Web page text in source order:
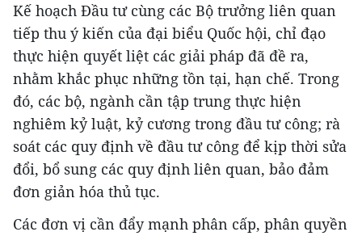
Kế hoạch Đầu tư cùng các Bộ trưởng liên quan
tiếp thu ý kiến của đại biểu Quốc hội, chỉ đạo
thực hiện quyết liệt các giải pháp đã đề ra,
nhằm khắc phục những tồn tại, hạn chế. Trong
đó, các bộ, ngành cần tập trung thực hiện
nghiêm kỷ luật, kỷ cương trong đầu tư công; rà
soát các quy định về đầu tư công để kịp thời sửa
đổi, bổ sung các quy định liên quan, bảo đảm
đơn giản hóa thủ tục.
Các đơn vị cần đẩy mạnh phân cấp, phân quyền